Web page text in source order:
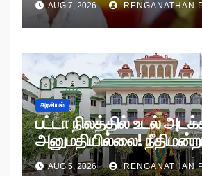
AUG 7, 2026 RENGANATHAN
அரசியல்
பட்டா நிலத்தில் உடல்
அனுமதியில்லை!
உத்தரவு!
AUG 5, 2026 RENGANATHAN